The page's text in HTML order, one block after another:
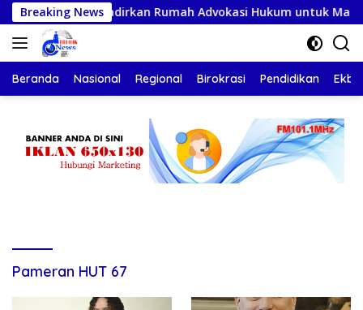
Langsung
ke
konten
Breaking News
PKS Hadirkan Rumah Advokasi Hukum untuk Masyarakat
Beranda Nasional Regional Birokrasi Pendidikan Ekbis
Pameran HUT 67